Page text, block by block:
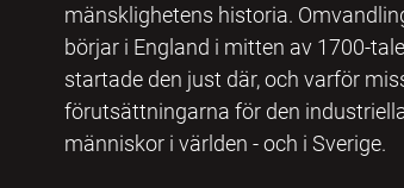
mänsklighetens historia.
börjar i England i mitten av 1700-
startade den just där, och varför
förutsättningarna för den
människor i världen - och i Sverige.